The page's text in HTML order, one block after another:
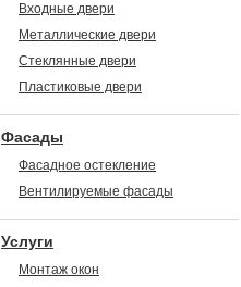
Входные двери
Металлические двери
Стеклянные двери
Пластиковые двери
Фасады
Фасадное остекление
Вентилируемые фасады
Услуги
Монтаж окон